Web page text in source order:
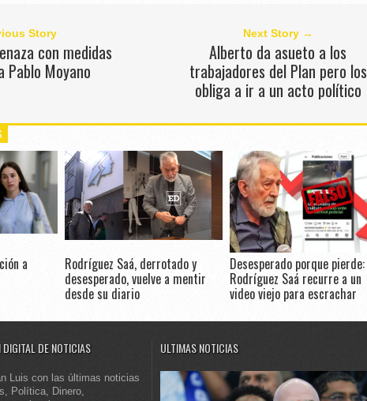
Story
con medidas
Pablo Moyano
Next Story →
Alberto da asueto a los
trabajadores del Plan pero los
obliga a ir a un acto político
a Rodríguez Saá, derrotado y
desesperado, vuelve a mentir
desde su diario
Desesperado porque pierde:
Rodríguez Saá recurre a un
video viejo para escrachar
DE NOTICIAS
Luis con las últimas noticias
Política, Dinero,
ULTIMAS NOTICIAS